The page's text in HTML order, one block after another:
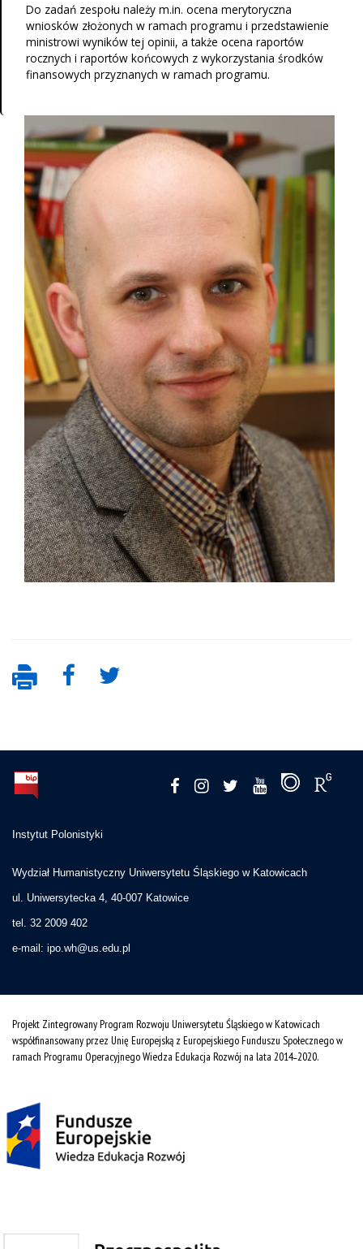
Do zadań zespołu należy m.in. ocena merytoryczna
wniosków złożonych w ramach programu i przedstawienie
ministrowi wyników tej opinii, a także ocena raportów
rocznych i raportów końcowych z wykorzystania środków
finansowych przyznanych w ramach programu.
Instytut Polonistyki
Wydział Humanistyczny Uniwersytetu Śląskiego w Katowicach
ul. Uniwersytecka 4, 40-007 Katowice
tel. 32 2009 402
e-mail: ipo.wh@us.edu.pl
Projekt Zintegrowany Program Rozwoju Uniwersytetu Śląskiego w Katowicach
współfinansowany przez Unię Europejską z Europejskiego Funduszu Społecznego w
ramach Programu Operacyjnego Wiedza Edukacja Rozwój na lata 2014˗2020.